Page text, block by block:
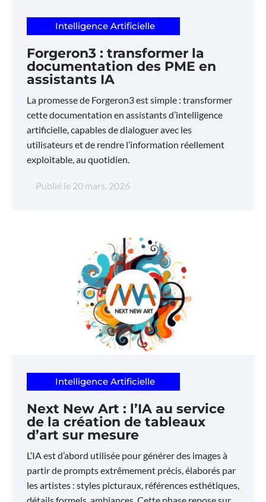
Intelligence Artificielle
Forgeron3 : transformer la
documentation des PME en
assistants IA
La promesse de Forgeron3 est simple : transformer
cette documentation en assistants d’intelligence
artificielle, capables de dialoguer avec les
utilisateurs et de rendre l’information réellement
exploitable, au quotidien.
Publié le 20 mars, 2026
Intelligence Artificielle
Next New Art : l’IA au service
de la création de tableaux
d’art sur mesure
L’IA est d’abord utilisée pour générer des images à
partir de prompts extrêmement précis, élaborés par
les artistes : styles picturaux, références esthétiques,